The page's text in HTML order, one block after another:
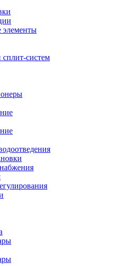
элементы
систем